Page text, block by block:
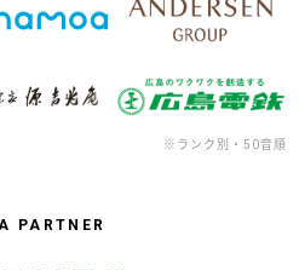
※ランク別・50音順
PARTNER